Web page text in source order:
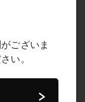
ございま
い。